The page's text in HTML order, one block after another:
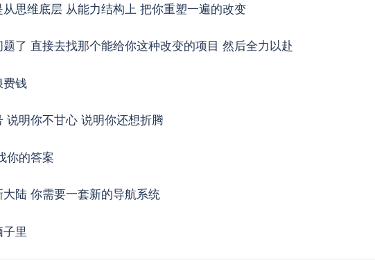
思维底层 从能力结构上 把你重塑一遍的改变
了 直接去找那个能给你这种改变的项目 然后全力以赴
费钱
说明你不甘心 说明你还想折腾
你的答案
陆 你需要一套新的导航系统
里